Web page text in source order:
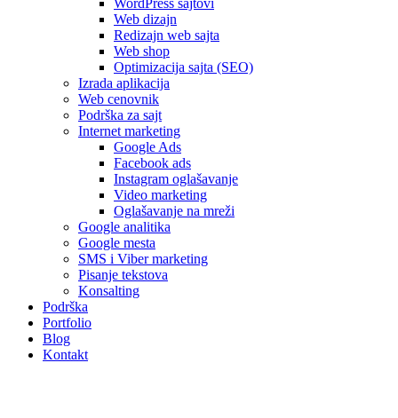
WordPress sajtovi
Web dizajn
Redizajn web sajta
Web shop
Optimizacija sajta (SEO)
Izrada aplikacija
Web cenovnik
Podrška za sajt
Internet marketing
Google Ads
Facebook ads
Instagram oglašavanje
Video marketing
Oglašavanje na mreži
Google analitika
Google mesta
SMS i Viber marketing
Pisanje tekstova
Konsalting
Podrška
Portfolio
Blog
Kontakt